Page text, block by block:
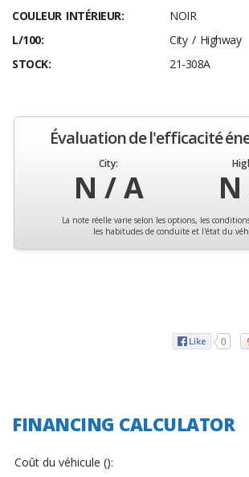
COULEUR INTÉRIEUR:
NOIR
L/100:
City / Highway
STOCK:
21-308A
Évaluation de l'efficacité
City:
N / A
La note réelle varie selon les options, les
les habitudes de conduite et l'état du
0
FINANCING CALCULATOR
Coût du véhicule ():